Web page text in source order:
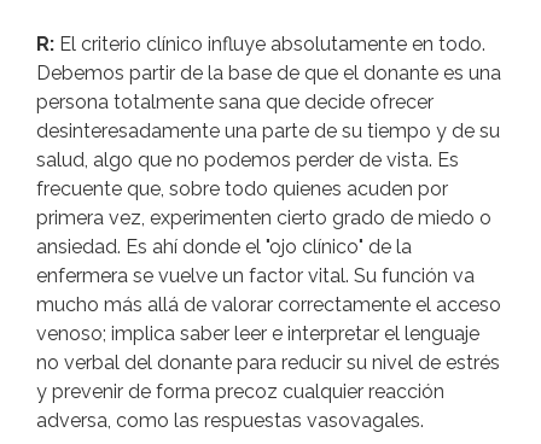
R: El criterio clínico influye absolutamente en todo.
Debemos partir de la base de que el donante es una
persona totalmente sana que decide ofrecer
desinteresadamente una parte de su tiempo y de su
salud, algo que no podemos perder de vista. Es
frecuente que, sobre todo quienes acuden por
primera vez, experimenten cierto grado de miedo o
ansiedad. Es ahí donde el "ojo clínico" de la
enfermera se vuelve un factor vital. Su función va
mucho más allá de valorar correctamente el acceso
venoso; implica saber leer e interpretar el lenguaje
no verbal del donante para reducir su nivel de estrés
y prevenir de forma precoz cualquier reacción
adversa, como las respuestas vasovagales.